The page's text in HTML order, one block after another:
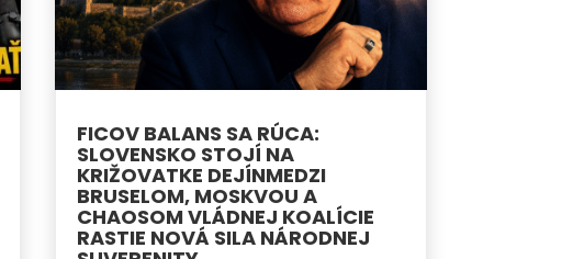
FICOV BALANS SA RÚCA:
SLOVENSKO STOJÍ NA
KRIŽOVATKE DEJÍNMEDZI
BRUSELOM, MOSKVOU A
CHAOSOM VLÁDNEJ KOALÍCIE
RASTIE NOVÁ SILA NÁRODNEJ